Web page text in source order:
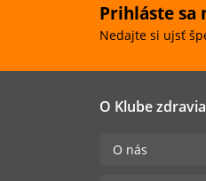
Prihláste sa
Nedajte si ujsť
O Klube zdravia
O nás